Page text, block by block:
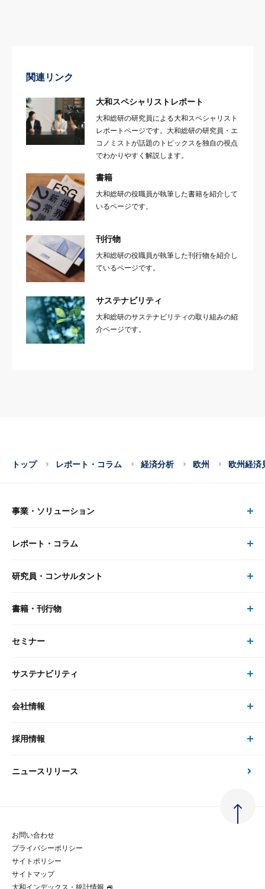
関連リンク
大和スペシャリストレポート
大和総研の研究員による大和スペシャリスト
レポートページです。大和総研の研究員・エ
コノミストが話題のトピックスを独自の視点
でわかりやすく解説します。
書籍
大和総研の役職員が執筆した書籍を紹介して
いるページです。
刊行物
大和総研の役職員が執筆した刊行物を紹介し
ているページです。
サステナビリティ
大和総研のサステナビリティの取り組みの紹
介ページです。
トップ レポート・コラム 経済分析 欧州 欧州経
事業・ソリューション
事業・ソリューション トップ
リサーチ
大和総研の強み
先端テクノロジーに基づく新たな価値の創出
レポート・コラム
レポート・コラム トップ
最新のレポート・コラム
政策分析
金融経済教育等
研究員・コンサルタント
研究員・コンサルタント トップ
研究員
書籍・刊行物
書籍・刊行物 トップ
書籍
セミナー
セミナー トップ
現在受付中のセミナー・イベント
サステナビリティ
サステナビリティの取り組み
次世代社会への貢献
マルチステークホルダー方針
会社情報
会社情報 トップ
会社概要・役員一覧
大和総研の歩み
採用情報
採用情報 トップ
経験者採用
ニュースリリース
お問い合わせ
プライバシーポリシー
サイトポリシー
サイトマップ
大和インデックス・統計情報